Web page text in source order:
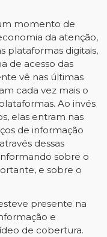
momento de
da atenção,
plataformas digitais,
de acesso das
vê nas últimas
cada vez mais o
Ao invés
elas entram nas
de informação
dessas
sobre o
e sobre o
presente na
e
de cobertura.